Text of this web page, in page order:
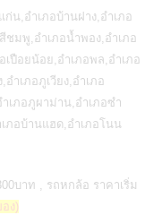
ก่น,อำเภอบ้านฝาง,อำเภอ
ชมพู,อำเภอน้ำพอง,อำเภอ
ปือยน้อย,อำเภอพล,อำเภอ
ำเภอภูเวียง,อำเภอ
เภอภูผาม่าน,อำเภอซำ
ภอบ้านแฮด,อำเภอโนน
บาท , รถหกล้อ ราคาเริ่ม
ง)